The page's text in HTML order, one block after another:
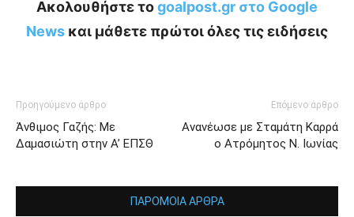
Ακολουθήστε τοgoalpost.gr στο Google
News και μάθετε πρώτοι όλες τις ειδήσεις
Προηγούμενο άρθρο
Άνθιμος Γαζής: Με
Δαμασιώτη στην Α’ ΕΠΣΘ
Επόμενο άρθρο
Ανανέωσε με Σταμάτη Καρρά
ο Ατρόμητος Ν. Ιωνίας
ΠΑΡΟΜΟΙΑ ΑΡΘΡΑ